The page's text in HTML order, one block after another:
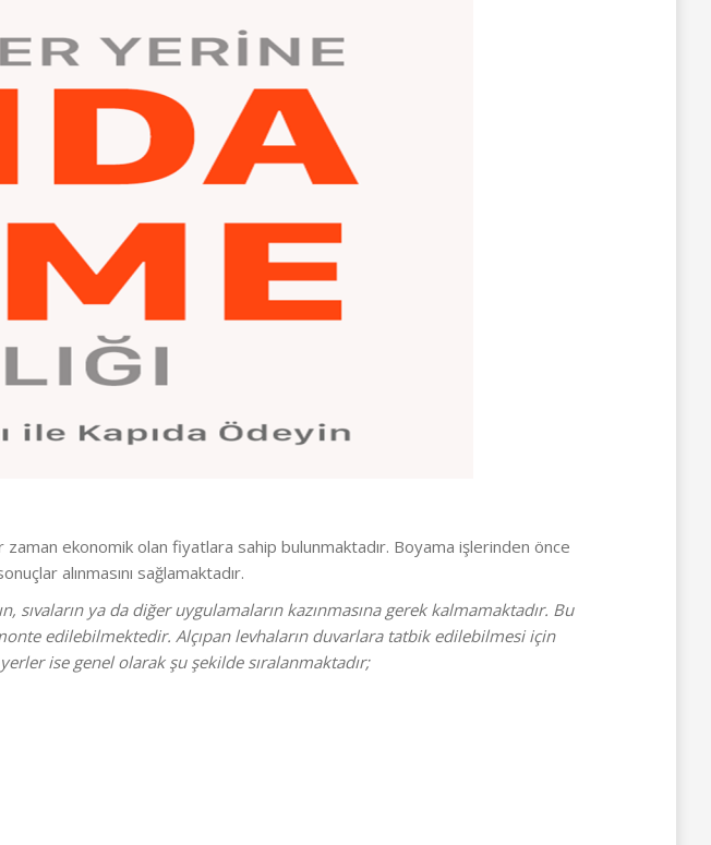
zaman ekonomik olan fiyatlara sahip bulunmaktadır. Boyama işlerinden önce
alınmasını sağlamaktadır.
ya da diğer uygulamaların kazınmasına gerek kalmamaktadır. Bu
edilebilmektedir. Alçıpan levhaların duvarlara tatbik edilebilmesi için
ise genel olarak şu şekilde sıralanmaktadır;